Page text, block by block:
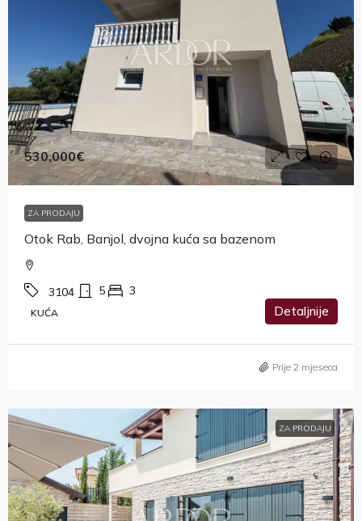
530,000€
ZA PRODAJU
Otok Rab, Banjol, dvojna kuća sa bazenom
3104 5 3
KUĆA Detaljnije
Prije 2 mjeseca
ZA PRODAJU